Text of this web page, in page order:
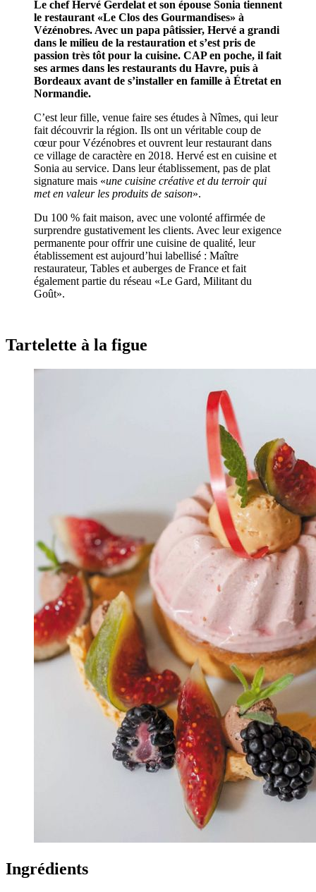
Le chef Hervé Gerdelat et son épouse Sonia tiennent
le restaurant «Le Clos des Gourmandises» à
Vézénobres. Avec un papa pâtissier, Hervé a grandi
dans le milieu de la restauration et s’est pris de
passion très tôt pour la cuisine. CAP en poche, il fait
ses armes dans les restaurants du Havre, puis à
Bordeaux avant de s’installer en famille à Étretat en
Normandie.
C’est leur fille, venue faire ses études à Nîmes, qui leur
fait découvrir la région. Ils ont un véritable coup de
cœur pour Vézénobres et ouvrent leur restaurant dans
ce village de caractère en 2018. Hervé est en cuisine et
Sonia au service. Dans leur établissement, pas de plat
signature mais «une cuisine créative et du terroir qui
met en valeur les produits de saison».
Du 100 % fait maison, avec une volonté affirmée de
surprendre gustativement les clients. Avec leur exigence
permanente pour offrir une cuisine de qualité, leur
établissement est aujourd’hui labellisé : Maître
restaurateur, Tables et auberges de France et fait
également partie du réseau «Le Gard, Militant du
Goût».
Tartelette à la figue
Ingrédients